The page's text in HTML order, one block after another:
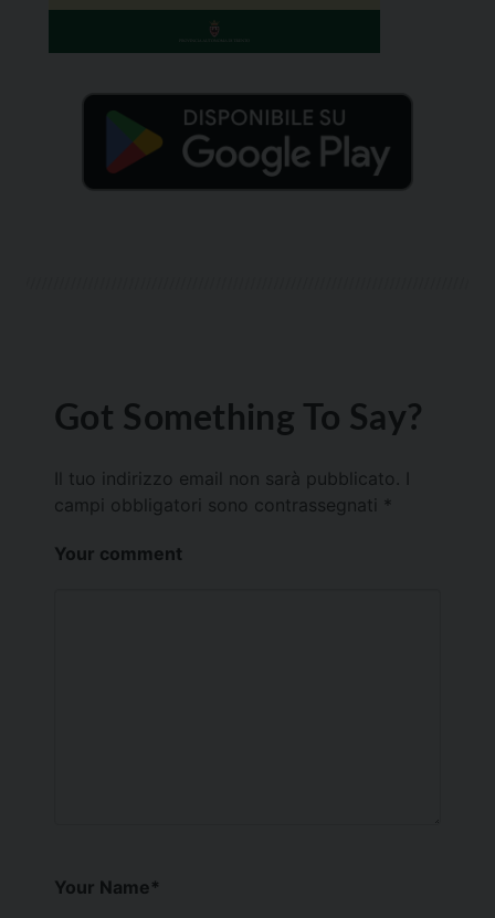
Got Something To Say?
Il tuo indirizzo email non sarà pubblicato.
campi obbligatori sono contrassegnati *
Your comment
Your Name*